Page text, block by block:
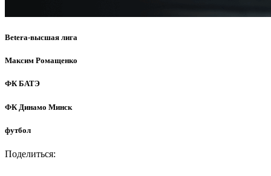
Betera-высшая лига
Максим Ромащенко
ФК БАТЭ
ФК Динамо Минск
футбол
Поделиться: